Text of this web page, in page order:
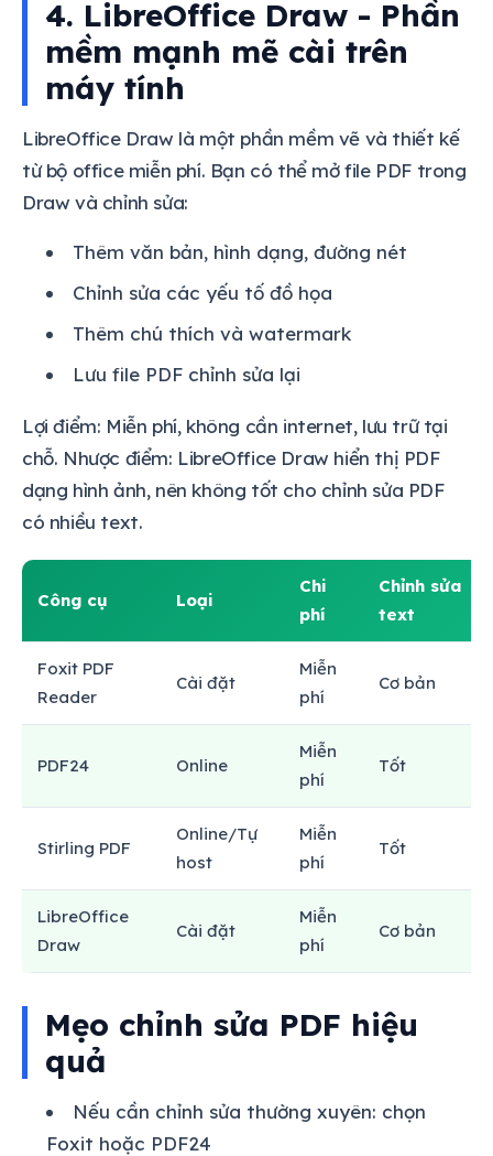
4. LibreOffice Draw - Phần
mềm mạnh mẽ cài trên
máy tính
LibreOffice Draw là một phần mềm vẽ và thiết kế
từ bộ office miễn phí. Bạn có thể mở file PDF trong
Draw và chỉnh sửa:
Thêm văn bản, hình dạng, đường nét
Chỉnh sửa các yếu tố đồ họa
Thêm chú thích và watermark
Lưu file PDF chỉnh sửa lại
Lợi điểm: Miễn phí, không cần internet, lưu trữ tại
chỗ. Nhược điểm: LibreOffice Draw hiển thị PDF
dạng hình ảnh, nên không tốt cho chỉnh sửa PDF
có nhiều text.
Công cụ Loại
Chi
phí
Chỉnh sửa
text
Foxit PDF
Reader
Cài đặt
Miễn
phí
Cơ bản
PDF24 Online
Miễn
phí
Tốt
Stirling PDF
Online/Tự
host
Miễn
phí
Tốt
LibreOffice
Draw
Cài đặt
Miễn
phí
Cơ bản
Mẹo chỉnh sửa PDF hiệu
quả
Nếu cần chỉnh sửa thường xuyên: chọn
Foxit hoặc PDF24